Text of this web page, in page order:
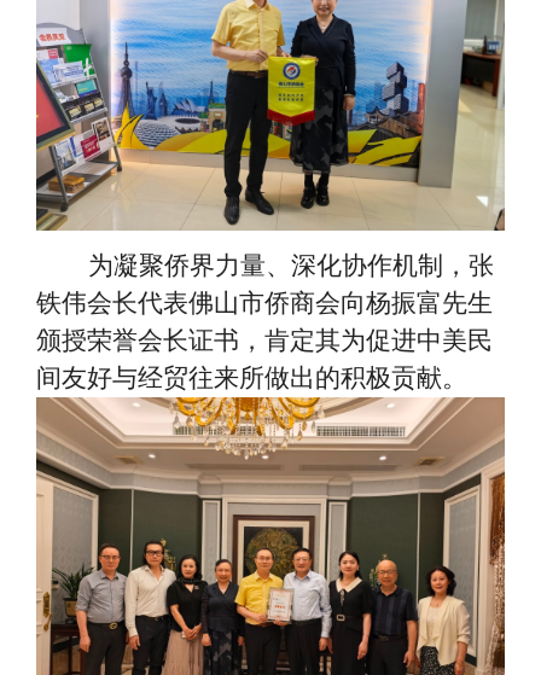
为凝聚侨界力量、深化协作机制，张
铁伟会长代表佛山市侨商会向杨振富先生
颁授荣誉会长证书，肯定其为促进中美民
间友好与经贸往来所做出的积极贡献。